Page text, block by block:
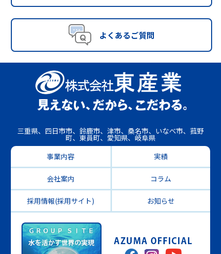
よくあるご質問
三重県、四日市市、鈴鹿市、津市、桑名市、いなべ市、菰野
町、東員町、愛知県、岐阜県
事業内容
実績
会社案内 コラム
採用情報(採用サイト) お知らせ